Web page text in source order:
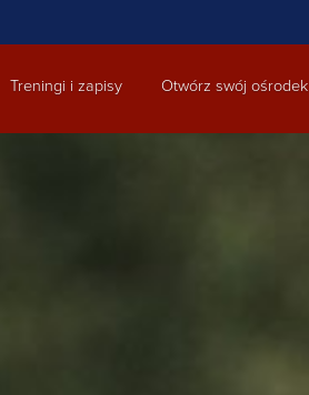
Treningi i zapisy Otwórz swój ośrodek